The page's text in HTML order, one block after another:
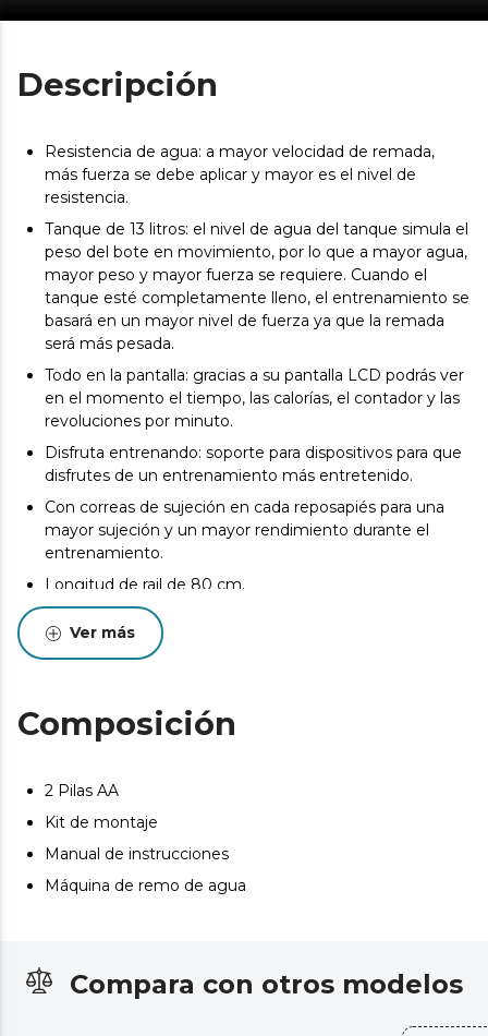
Descripción
Resistencia de agua: a mayor velocidad de remada,
más fuerza se debe aplicar y mayor es el nivel de
resistencia.
Tanque de 13 litros: el nivel de agua del tanque simula el
peso del bote en movimiento, por lo que a mayor agua,
mayor peso y mayor fuerza se requiere. Cuando el
tanque esté completamente lleno, el entrenamiento se
basará en un mayor nivel de fuerza ya que la remada
será más pesada.
Todo en la pantalla: gracias a su pantalla LCD podrás ver
en el momento el tiempo, las calorías, el contador y las
revoluciones por minuto.
Disfruta entrenando: soporte para dispositivos para que
disfrutes de un entrenamiento más entretenido.
Con correas de sujeción en cada reposapiés para una
mayor sujeción y un mayor rendimiento durante el
entrenamiento.
Longitud de rail de 80 cm.
Incluye ruedas de transporte para un cómodo y fácil
almacenamiento tras su uso.
Dimensiones del producto: 180 x 52 x 76 cm.
Ver más
Composición
2 Pilas AA
Kit de montaje
Manual de instrucciones
Máquina de remo de agua
Compara con otros modelos